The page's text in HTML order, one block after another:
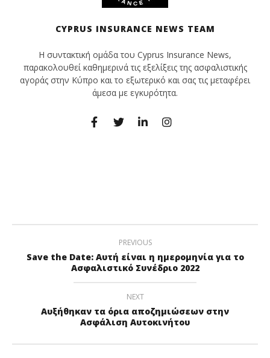
CYPRUS INSURANCE NEWS TEAM
Η συντακτική ομάδα του Cyprus Insurance News,
παρακολουθεί καθημερινά τις εξελίξεις της ασφαλιστικής
αγοράς στην Κύπρο και το εξωτερικό και σας τις μεταφέρει
άμεσα με εγκυρότητα.
PREVIOUS
Save the Date: Αυτή είναι η ημερομηνία για το
Ασφαλιστικό Συνέδριο 2022
NEXT
Αυξήθηκαν τα όρια αποζημιώσεων στην
Ασφάλιση Αυτοκινήτου